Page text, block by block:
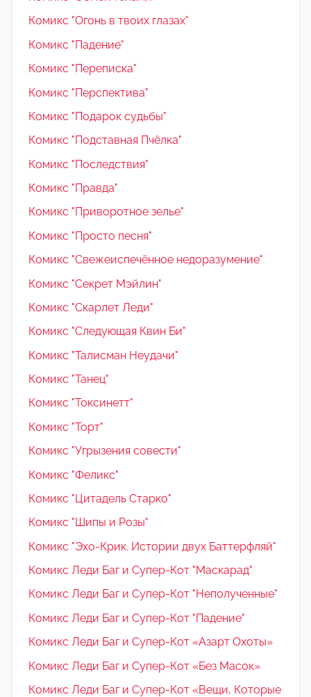
Комикс "Огонь в твоих глазах"
Комикс "Падение"
Комикс "Переписка"
Комикс "Перспектива"
Комикс "Подарок судьбы"
Комикс "Подставная Пчёлка"
Комикс "Последствия"
Комикс "Правда"
Комикс "Приворотное зелье"
Комикс "Просто песня"
Комикс "Свежеиспечённое недоразумение"
Комикс "Секрет Мэйлин"
Комикс "Скарлет Леди"
Комикс "Следующая Квин Би"
Комикс "Талисман Неудачи"
Комикс "Танец"
Комикс "Токсинетт"
Комикс "Торт"
Комикс "Угрызения совести"
Комикс "Феликс"
Комикс "Цитадель Старко"
Комикс "Шипы и Розы"
Комикс "Эхо-Крик. Истории двух Баттерфляй"
Комикс Леди Баг и Супер-Кот "Маскарад"
Комикс Леди Баг и Супер-Кот "Неполученные"
Комикс Леди Баг и Супер-Кот "Падение"
Комикс Леди Баг и Супер-Кот «Азарт Охоты»
Комикс Леди Баг и Супер-Кот «Без Масок»
Комикс Леди Баг и Супер-Кот «Вещи, Которые